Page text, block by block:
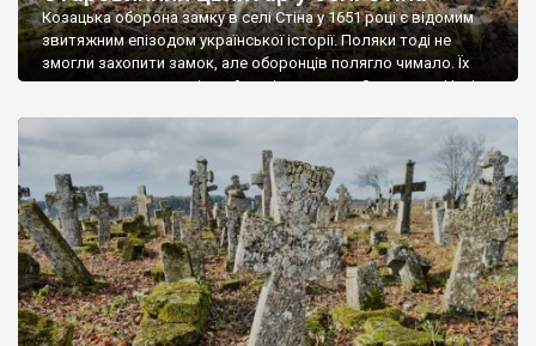
Козацька оборона замку в селі Стіна у 1651 році є відомим
звитяжним епізодом української історії. Поляки тоді не
змогли захопити замок, але оборонців полягло чимало. Їх
поховали на цвинтарі, який тоді називався Замковим. Нині на
ньому чимало хрестів 19 століття, є такі, де епітафії стер […]